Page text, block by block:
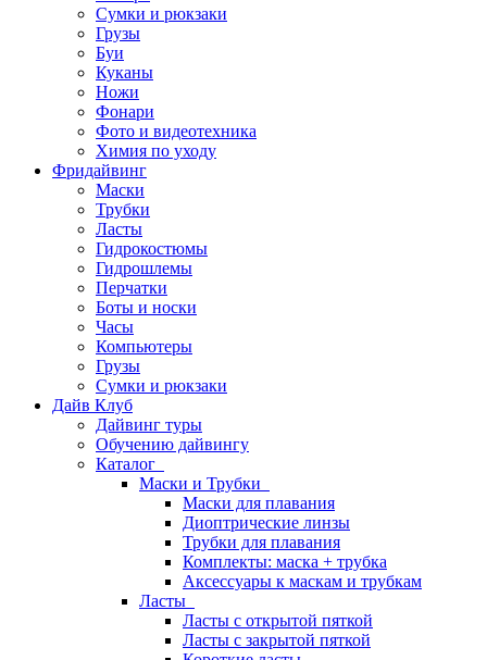
Сумки и рюкзаки
Грузы
Буи
Куканы
Ножи
Фонари
Фото и видеотехника
Химия по уходу
Фридайвинг
Маски
Трубки
Ласты
Гидрокостюмы
Гидрошлемы
Перчатки
Боты и носки
Часы
Компьютеры
Грузы
Сумки и рюкзаки
Дайв Клуб
Дайвинг туры
Обучению дайвингу
Каталог
Маски и Трубки
Маски для плавания
Диоптрические линзы
Трубки для плавания
Комплекты: маска + трубка
Аксессуары к маскам и трубкам
Ласты
Ласты с открытой пяткой
Ласты с закрытой пяткой